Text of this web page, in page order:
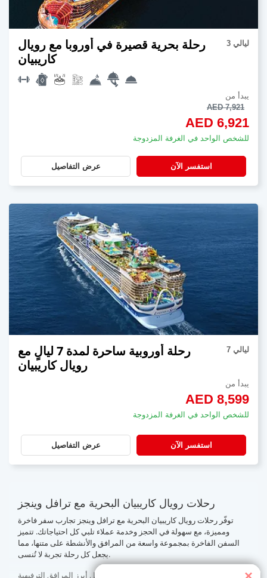
رحلة بحرية قصيرة في أوروبا مع رويال
كاريبيان
3 ليالي
يبدأ من
AED 7,921
AED 6,921
للشخص الواحد في الغرفة المزدوجة
عرض التفاصيل استفسر الآن
رحلة أوروبية ساحرة لمدة 7 ليالٍ مع
رويال كاريبيان
7 ليالي
يبدأ من
AED 8,599
للشخص الواحد في الغرفة المزدوجة
عرض التفاصيل استفسر الآن
رحلات رويال كاريبيان البحرية مع ترافل وينجز
توفّر رحلات رويال كاريبيان البحرية مع ترافل وينجز تجارب سفر فاخرة
ومميزة، مع سهولة في الحجز وخدمة عملاء تلبي كل احتياجاتك. تتميز
السفن الفاخرة بمجموعة واسعة من المرافق والأنشطة على متنها، مما
يجعل كل رحلة تجربة لا تُنسى.